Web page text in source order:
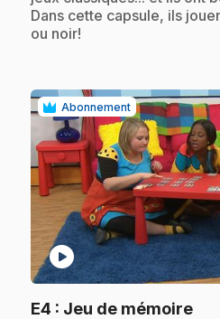
Dans cette capsule, ils
ou noir!
Abonnement
play_circle
E4 : Jeu de mémoire.